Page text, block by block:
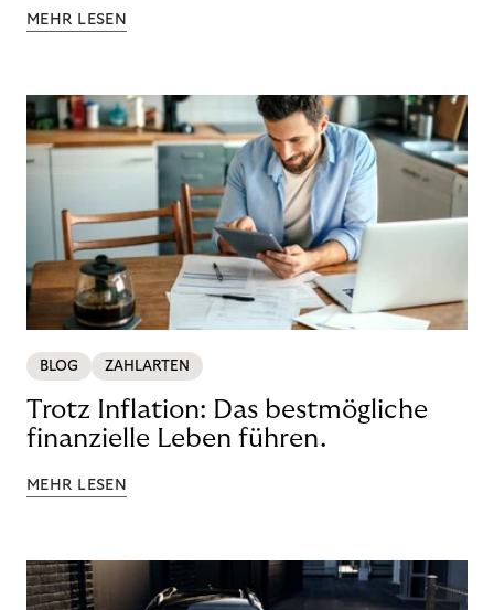
MEHR LESEN
BLOG ZAHLARTEN
Trotz Inflation: Das bestmögliche
finanzielle Leben führen.
MEHR LESEN